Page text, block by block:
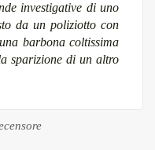
investigative di uno
da un poliziotto con
barbona coltissima
sparizione di un altro